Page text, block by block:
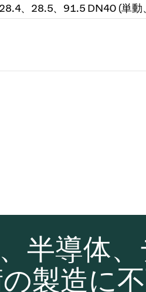
、28.5、91.5 DN40 (単動
半導体
製造に